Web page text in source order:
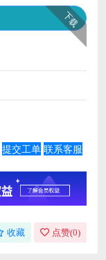
下载
提交工单 联系客服
收藏 点赞(0)